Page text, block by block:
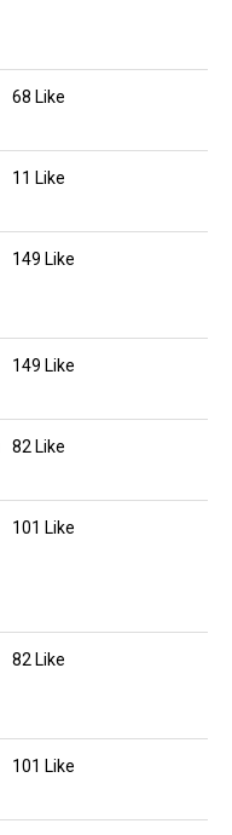
68 Like
11 Like
149 Like
149 Like
82 Like
101 Like
82 Like
101 Like